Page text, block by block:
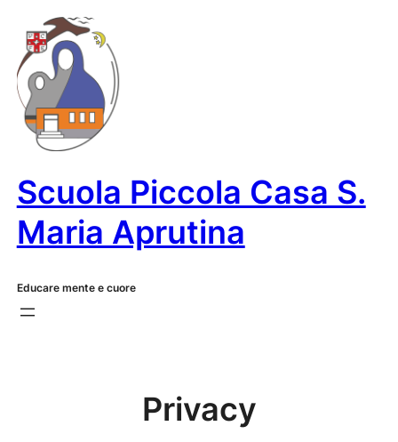
contenuto
Scuola Piccola Casa S.
Maria Aprutina
Educare mente e cuore
Privacy